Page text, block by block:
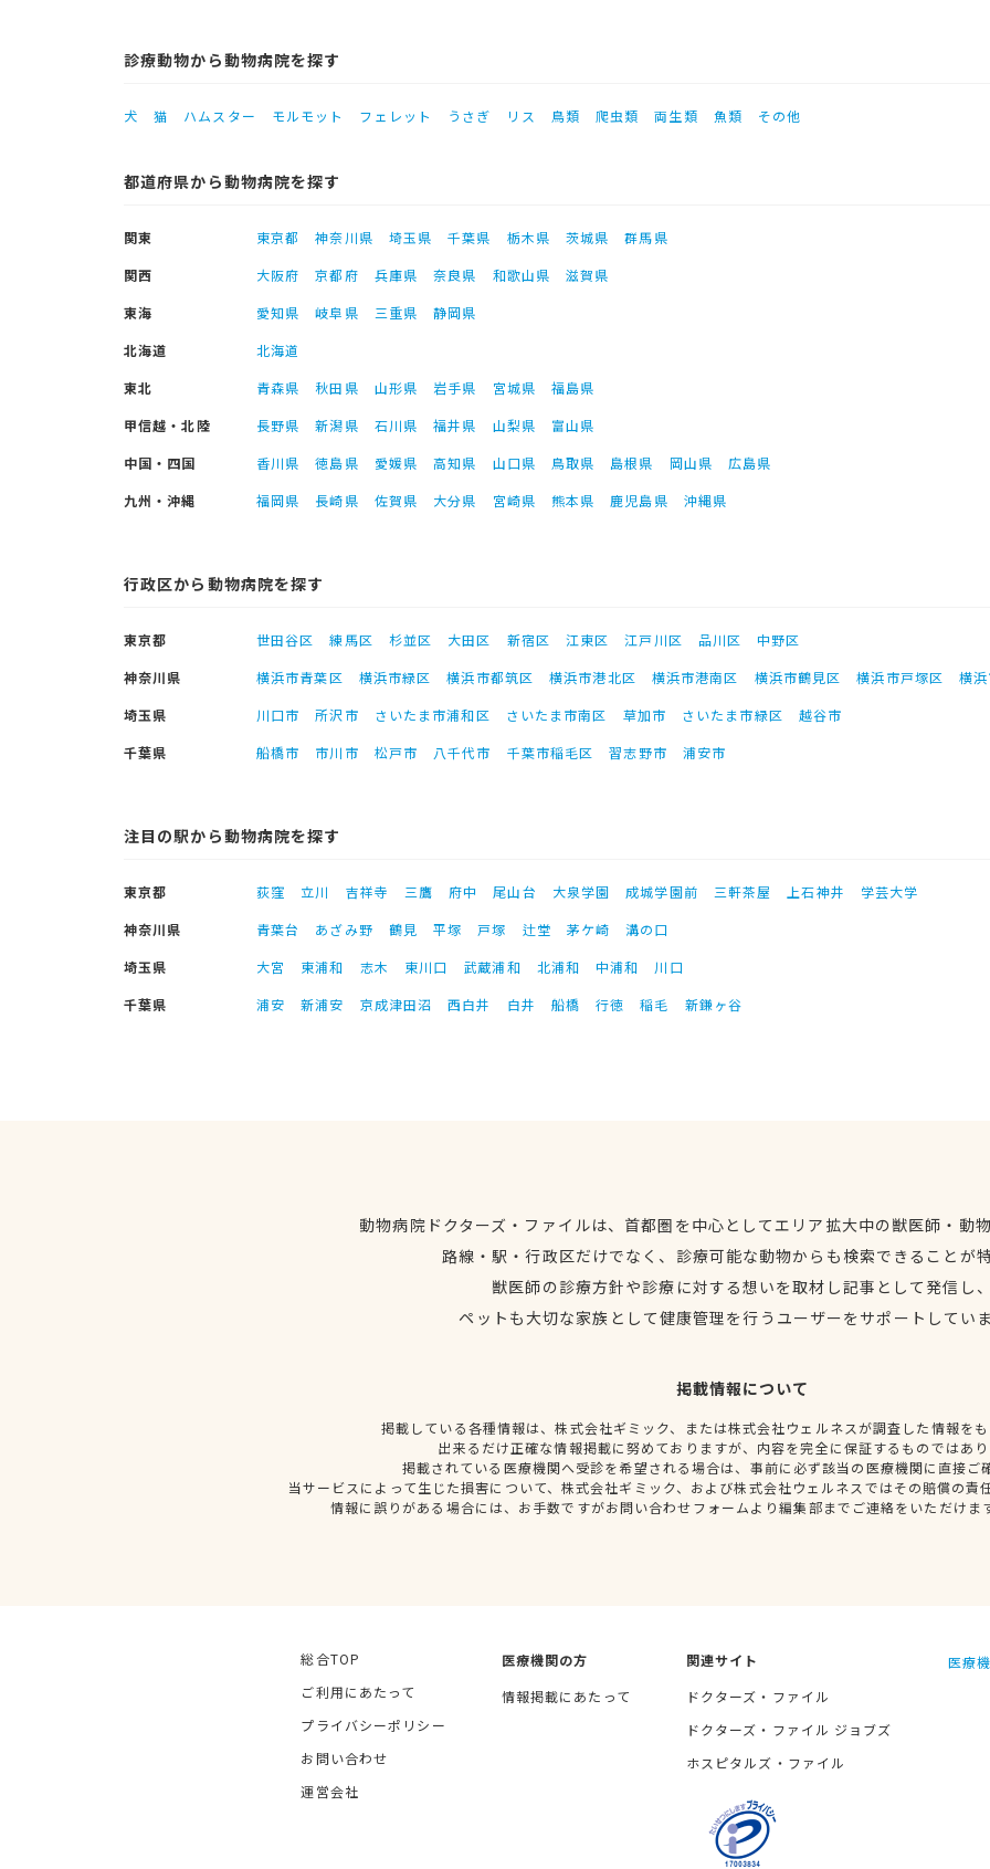
診療動物から動物病院を探す
犬 猫 ハムスター モルモット フェレット うさぎ リス 鳥類 爬虫類 両生類 魚類 その他
都道府県から動物病院を探す
関東 東京都 神奈川県 埼玉県 千葉県 栃木県 茨城県
群馬県
関西
大阪府 京都府 兵庫県 奈良県 和歌山県
滋賀県
東海
愛知県 岐阜県 三重県
静岡県
北海道
北海道
東北
青森県 秋田県 山形県 岩手県 宮城県
福島県
甲信越・北陸
長野県 新潟県 石川県 福井県 山梨県
富山県
中国・四国
香川県 徳島県 愛媛県 高知県 山口県 鳥取県 島根県 岡山県
広島県
九州・沖縄
福岡県 長崎県 佐賀県 大分県 宮崎県 熊本県 鹿児島県 沖縄県
行政区から動物病院を探す
東京都 世田谷区 練馬区 杉並区 大田区 新宿区 江東区 江戸川区 品川区
中野区
神奈川県
横浜市青葉区 横浜市緑区 横浜市都筑区 横浜市港北区 横浜市港南区 横浜市鶴見区 横浜市戸塚区
横
埼玉県
川口市 所沢市 さいたま市浦和区 さいたま市南区 草加市 さいたま市緑区
越谷市
千葉県
船橋市 市川市 松戸市 八千代市 千葉市稲毛区 習志野市 浦安市
注目の駅から動物病院を探す
東京都 荻窪 立川 吉祥寺 三鷹 府中 尾山台 大泉学園 成城学園前 三軒茶屋 上石神井
学芸大学
神奈川県
青葉台 あざみ野 鶴見 平塚 戸塚 辻堂 茅ケ崎
溝の口
埼玉県
大宮 東浦和 志木 東川口 武蔵浦和 北浦和 中浦和
川口
千葉県
浦安 新浦安 京成津田沼 西白井 白井 船橋 行徳 稲毛 新鎌ヶ谷
動物病院ドクターズ・ファイルは、首都圏を中心としてエリア拡大中の獣医師・動
路線・駅・行政区だけでなく、診療可能な動物からも検索できることが
獣医師の診療方針や診療に対する想いを取材し記事として発信し
ペットも大切な家族として健康管理を行うユーザーをサポートしてい
掲載情報について
掲載している各種情報は、株式会社ギミック、または株式会社ウェルネスが調査した情報を
出来るだけ正確な情報掲載に努めておりますが、内容を完全に保証するものではあ
掲載されている医療機関へ受診を希望される場合は、事前に必ず該当の医療機関に直接ご
当サービスによって生じた損害について、株式会社ギミック、および株式会社ウェルネスではその賠償の責
情報に誤りがある場合には、お手数ですがお問い合わせフォームより編集部までご連絡をいただけま
総合TOP
ご利用にあたって
プライバシーポリシー
お問い合わせ
運営会社
医療機関の方
情報掲載にあたって
関連サイト
ドクターズ・ファイル
ドクターズ・ファイル ジョブズ
ホスピタルズ・ファイル
医療